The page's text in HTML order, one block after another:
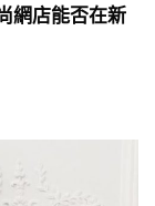
網店能否在新